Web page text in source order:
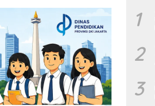
1
2
3